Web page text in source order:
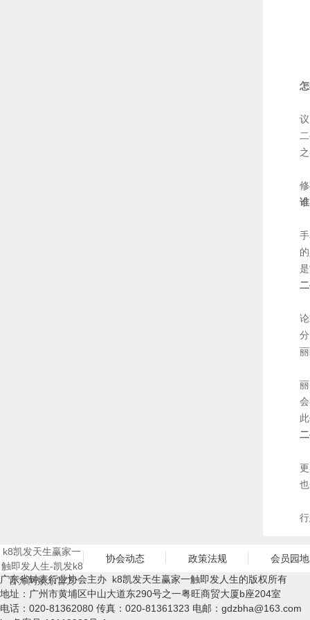
k8凯发天生赢家一
触即发人生-凯发k8
官方网娱乐官方
协会动态 政策法规
会员园地
广东省钟表行业协会主办 k8凯发天生赢家一触即发人生的版权所有
地址：广州市黄埔区中山大道东290号之一粤旺商贸大厦b座204室
电话：020-81362080 传真：020-81361323 电邮： gdzbha@163.com